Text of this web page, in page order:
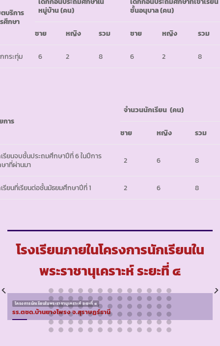
บริการ
ศึกษา
หมู่บ้าน(คน)
ชั้นอนุบาล(คน)
ชาย หญิง รวม ชาย หญิง รวม
กระทุ่ม 6 2 8 6 2 8
การ
จำนวนนักเรียน(คน)
ชาย หญิง รวม
รียนจบชั้นประถมศึกษาปีที่ 6 ในปีการ
าที่ผ่านมา
2 6 8
รียนที่เรียนต่อชั้นมัธยมศึกษาปีที่ 1 2 6 8
โรงเรียนภายในโครงการนักเรียนใน
พระราชานุเคราะห์ ระยะที่ ๔
โครงการนักเรียนในพระราชานุเคราะห์ ระยะที่ ๔
รร.ตชด.บ้านยางโพรง จ.สุราษฏร์ธานี